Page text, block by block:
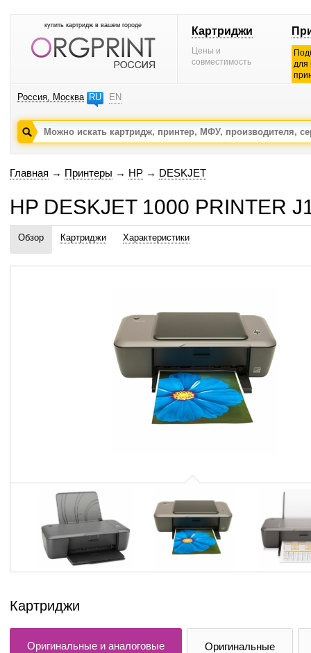
купить картридж в вашем городе Картриджи
Цены и
совместимость
для
Россия, Москва RU EN
Главная → Принтеры → HP → DESKJET
HP DESKJET 1000 PRINTER
Обзор Картриджи Характеристики
Картриджи
Оригинальные и аналоговые Оригинальные